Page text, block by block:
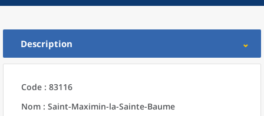
Description
Code : 83116
Nom : Saint-Maximin-la-Sainte-Baume